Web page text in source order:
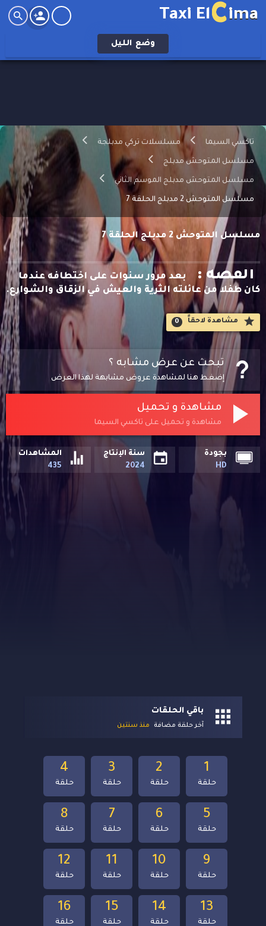
Taxi ElCima
وضع الليل
تاكسي السيما مسلسلات تركي مدبلجة
مسلسل المتوحش مدبلج
مسلسل المتوحش مدبلج الموسم الثاني
مسلسل المتوحش 2 مدبلج الحلقة 7
مسلسل المتوحش 2 مدبلج الحلقة 7
القصه :
بعد مرور سنوات على اختطافه عندما
كان طفلا من عائلته الثرية والعيش في الزقاق والشوارع.
مشاهدة لاحقاََ 0
تبحث عن عرض مشابه ؟
إضغط هنا لمشاهدة عروض مشابهة لهذا العرض
مشاهدة و تحميل
مشاهدة و تحميل على تاكسي السيما
بجودة
HD
سنة الإنتاج
2024
المشاهدات
435
باقي الحلقات
آخر حلقة مضافة منذ سنتين
16
حلقة
15
حلقة
14
حلقة
13
حلقة
12
حلقة
11
حلقة
10
حلقة
9
حلقة
8
حلقة
7
حلقة
6
حلقة
5
حلقة
4
حلقة
3
حلقة
2
حلقة
1
حلقة